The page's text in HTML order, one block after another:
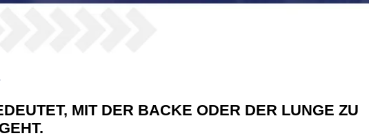
MIT DER BACKE ODER DER LUNGE ZU